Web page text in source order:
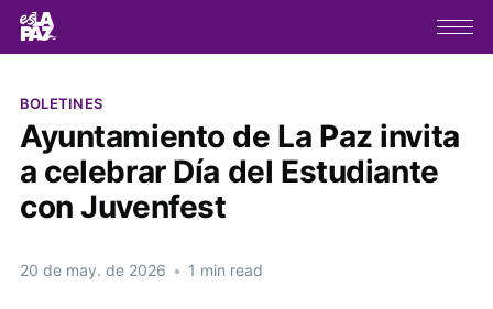
BOLETINES
Ayuntamiento de La Paz invita
a celebrar Día del Estudiante
con Juvenfest
20 de may. de 2026 • 1 min read